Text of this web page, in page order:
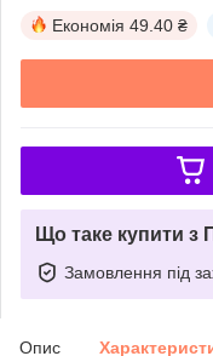
Економія 49.40 ₴
Що таке купити з
Замовлення під
Опис